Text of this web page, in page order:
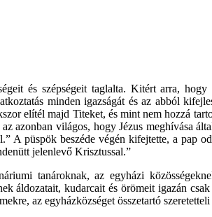
és szépségeit taglalta. Kitért arra,
minden igazságát és az abból
elítél majd Titeket, és mint nem hozzá
azonban világos, hogy Jézus meghívása
A püspök beszéde végén kifejtette, a pap
jelenlevő Krisztussal.”
tanároknak, az egyházi
áldozatait, kudarcait és örömeit igazán
az egyházközséget összetartó